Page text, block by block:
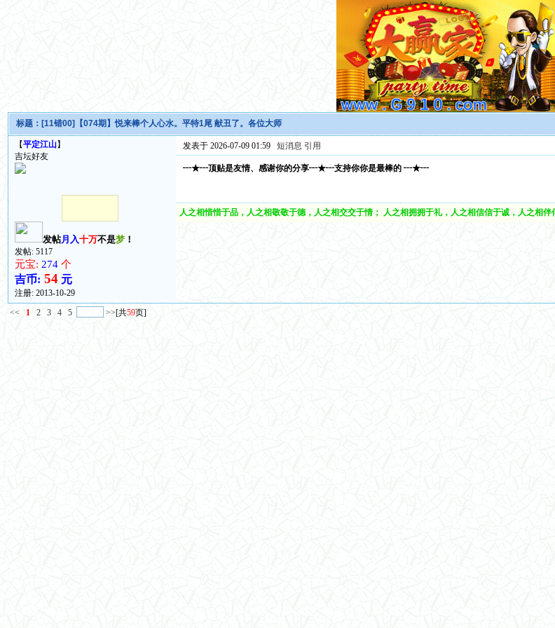
标题： [11错00]【074期】悦来棒个人心水。平特1尾 献丑了。各位大师
【平定江山】
吉坛好友
发帖月入十万不是梦 ！
发帖: 5117
元宝: 274个
吉币: 54 元
注册:2013-10-29
发表于 2026-07-09 01:59短消息 引用
┅★┅顶贴是友情、感谢你的分享┅★┅支持你你是最棒的 ┅★┅
人之相惜惜于品，人之相敬敬于德，人之相交交于情； 人之相拥拥于礼，人之相信信于诚，人之相伴
<< 1 2 3 4 5 >>[共59页]